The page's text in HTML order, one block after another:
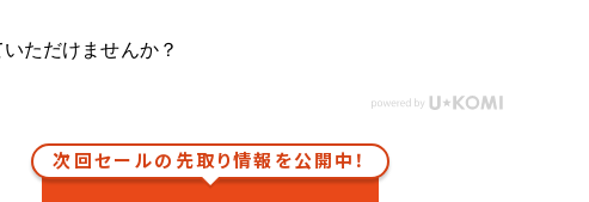
ただけませんか？
次回セールの先取り情報を公開中！